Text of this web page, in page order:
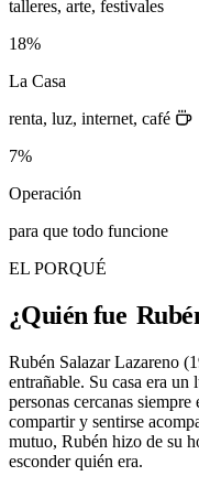
talleres, arte, festivales
18%
La Casa
renta, luz, internet, café
7%
Operación
para que todo funcione
EL PORQUÉ
¿Quién fue
Rubén Salazar Lazareno
entrañable. Su casa era un
personas cercanas
compartir y sentirse
mutuo, Rubén hizo de su
esconder quién era.